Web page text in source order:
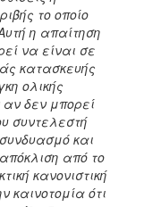
το οποίο
η απαίτηση
να είναι σε
κατασκευής
ολικής
δεν μπορεί
συντελεστή
και
από το
κανονιστική
καινοτομία ότι